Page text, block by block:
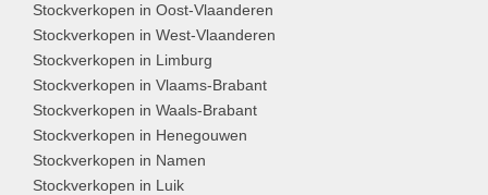
Stockverkopen in Oost-Vlaanderen
Stockverkopen in West-Vlaanderen
Stockverkopen in Limburg
Stockverkopen in Vlaams-Brabant
Stockverkopen in Waals-Brabant
Stockverkopen in Henegouwen
Stockverkopen in Namen
Stockverkopen in Luik